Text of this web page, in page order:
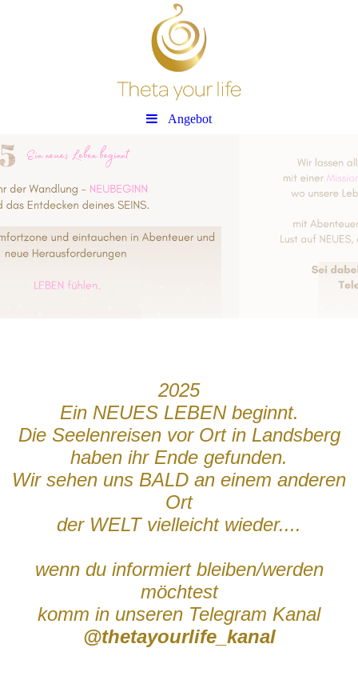
Angebot
2025
Ein NEUES LEBEN beginnt.
Die Seelenreisen vor Ort in Landsberg
haben ihr Ende gefunden.
Wir sehen uns BALD an einem anderen
Ort
der WELT vielleicht wieder....
wenn du informiert bleiben/werden
möchtest
komm in unseren Telegram Kanal
@thetayourlife_kanal